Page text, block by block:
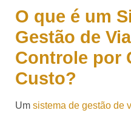
O que é um
Gestão de
Controle por
Custo?
Um sistema de gestão de